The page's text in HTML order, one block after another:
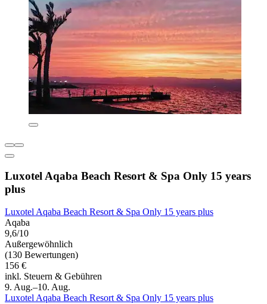
Luxotel Aqaba Beach Resort & Spa Only 15 years
plus
Luxotel Aqaba Beach Resort & Spa Only 15 years plus
Aqaba
9,6/10
Außergewöhnlich
(130 Bewertungen)
156 €
inkl. Steuern & Gebühren
9. Aug.–10. Aug.
Luxotel Aqaba Beach Resort & Spa Only 15 years plus